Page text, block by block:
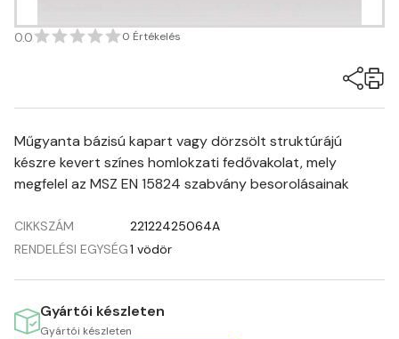
0.0 0 Értékelés
Műgyanta bázisú kapart vagy dörzsölt struktúrájú
készre kevert színes homlokzati fedővakolat, mely
megfelel az MSZ EN 15824 szabvány besorolásainak
CIKKSZÁM
22122425064A
RENDELÉSI EGYSÉG1 vödör
Gyártói készleten
Gyártói készleten